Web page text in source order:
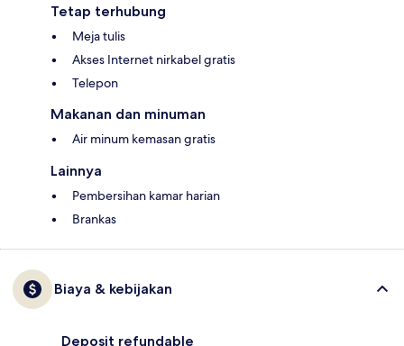
Tetap terhubung
Meja tulis
Akses Internet nirkabel gratis
Telepon
Makanan dan minuman
Air minum kemasan gratis
Lainnya
Pembersihan kamar harian
Brankas
Biaya & kebijakan
Deposit refundable